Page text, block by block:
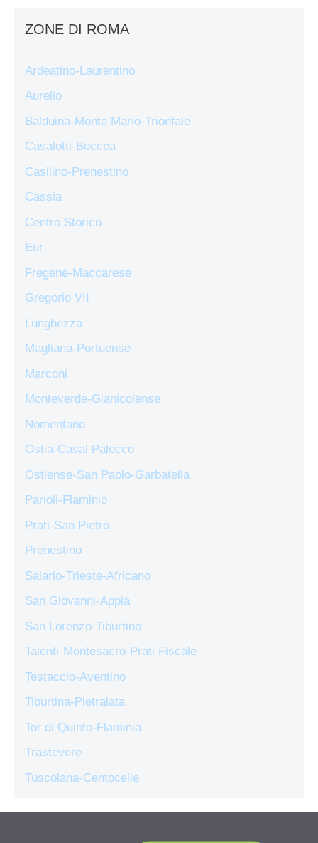
ZONE DI ROMA
Ardeatino-Laurentino
Aurelio
Balduina-Monte Mario-Trionfale
Casalotti-Boccea
Casilino-Prenestino
Cassia
Centro Storico
Eur
Fregene-Maccarese
Gregorio VII
Lunghezza
Magliana-Portuense
Marconi
Monteverde-Gianicolense
Nomentano
Ostia-Casal Palocco
Ostiense-San Paolo-Garbatella
Parioli-Flaminio
Prati-San Pietro
Prenestino
Salario-Trieste-Africano
San Giovanni-Appia
San Lorenzo-Tiburtino
Talenti-Montesacro-Prati Fiscale
Testaccio-Aventino
Tiburtina-Pietralata
Tor di Quinto-Flaminia
Trastevere
Tuscolana-Centocelle